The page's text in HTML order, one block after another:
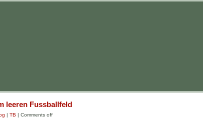
leeren Fussballfeld
| TB | Comments off